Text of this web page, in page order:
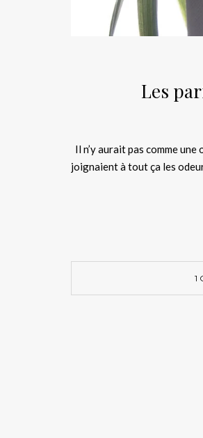
Les
Il n’y aurait pas comme
joignaient à tout ça les
1